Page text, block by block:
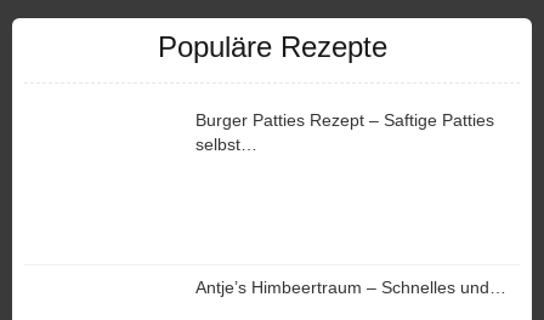
Populäre Rezepte
Burger Patties Rezept – Saftige Patties
selbst…
Antje’s Himbeertraum – Schnelles und…